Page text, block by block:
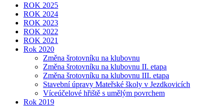
ROK 2025
ROK 2024
ROK 2023
ROK 2022
ROK 2021
Rok 2020
Změna šrotovníku na klubovnu
Změna šrotovníku na klubovnu II. etapa
Změna šrotovníku na klubovnu III. etapa
Stavební úpravy Mateřské školy v Jezdkovicích
Víceúčelové hřiště s umělým povrchem
Rok 2019